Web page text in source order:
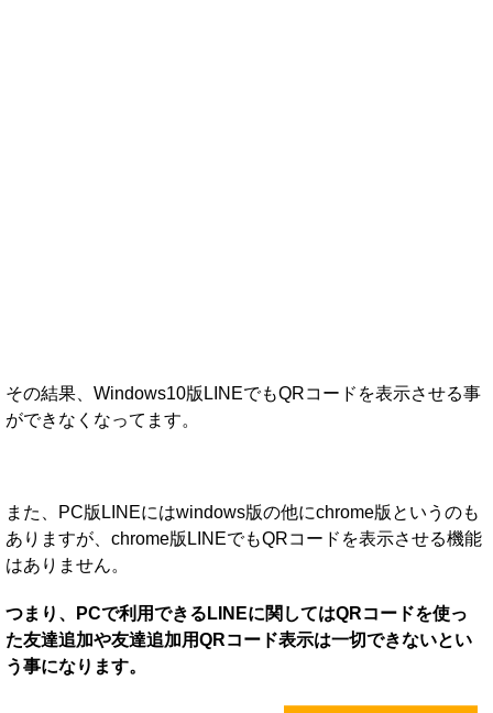
その結果、Windows10版LINEでもQRコードを表示させる事
ができなくなってます。
また、PC版LINEにはwindows版の他にchrome版というのも
ありますが、chrome版LINEでもQRコードを表示させる機能
はありません。
つまり、PCで利用できるLINEに関してはQRコードを使っ
た友達追加や友達追加用QRコード表示は一切できないとい
う事になります。